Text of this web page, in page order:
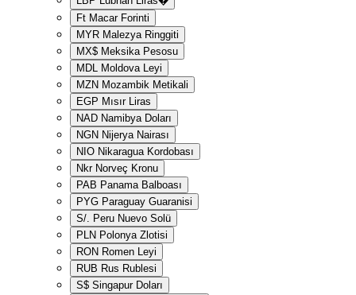
Ft Macar Forinti
MYR Malezya Ringgiti
MX$ Meksika Pesosu
MDL Moldova Leyi
MZN Mozambik Metikali
EGP Mısır Liras
NAD Namibya Doları
NGN Nijerya Nairası
NIO Nikaragua Kordobası
Nkr Norveç Kronu
PAB Panama Balboası
PYG Paraguay Guaranisi
S/. Peru Nuevo Solü
PLN Polonya Zlotisi
RON Romen Leyi
RUB Rus Rublesi
S$ Singapur Doları